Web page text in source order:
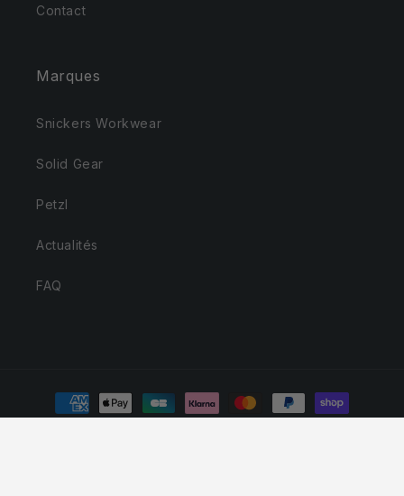
Contact
Marques
Snickers Workwear
Solid Gear
Petzl
Actualités
FAQ
Moyens
de